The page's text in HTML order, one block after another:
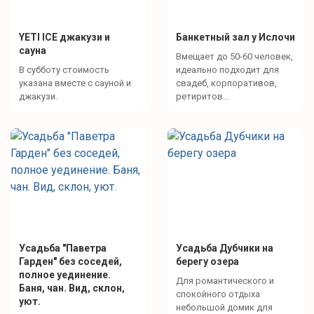
YETI ICE джакузи и
сауна
В субботу стоимость
указана вместе с сауной и
джакузи.
Банкетный зал у Ислочи
Вмещает до 50-60 человек,
идеально подходит для
свадеб, корпоративов,
ретиритов...
Усадьба "Паветра
Гарден" без соседей,
полное уединение.
Баня, чан. Вид, склон,
уют.
Усадьба Дубчики на
берегу озера
Для романтического и
спокойного отдыха
небольшой домик для